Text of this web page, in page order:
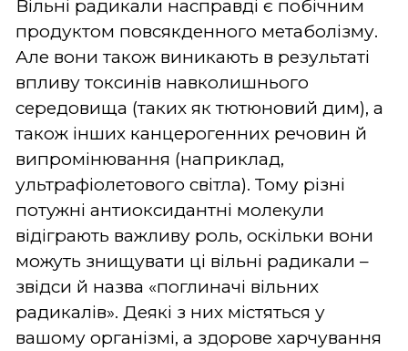
Вільні радикали насправді є побічним
продуктом повсякденного метаболізму.
Але вони також виникають в результаті
впливу токсинів навколишнього
середовища (таких як тютюновий дим), а
також інших канцерогенних речовин й
випромінювання (наприклад,
ультрафіолетового світла). Тому різні
потужні антиоксидантні молекули
відіграють важливу роль, оскільки вони
можуть знищувати ці вільні радикали –
звідси й назва «поглиначі вільних
радикалів». Деякі з них містяться у
вашому організмі, а здорове харчування